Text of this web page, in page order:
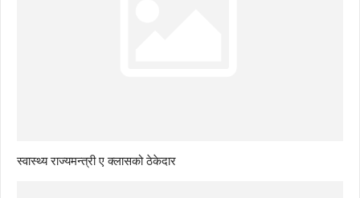
स्वास्थ्य राज्यमन्त्री ए क्लासको ठेकेदार